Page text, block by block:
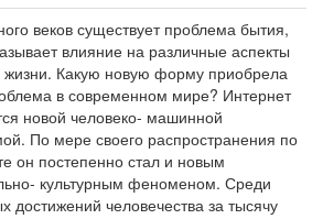
веков существует проблема бытия,
влияние на различные аспекты
Какую новую форму приобрела
в современном мире? Интернет
новой человеко- машинной
По мере своего распространения по
он постепенно стал и новым
культурным феноменом. Среди
достижений человечества за тысячу